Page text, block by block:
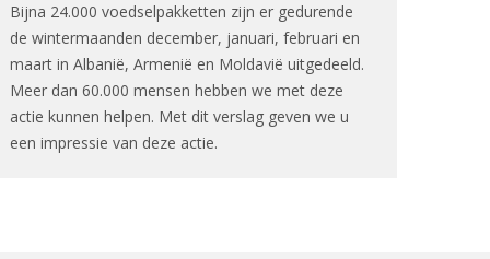
Bijna 24.000 voedselpakketten zijn er gedurende
de wintermaanden december, januari, februari en
maart in Albanië, Armenië en Moldavië uitgedeeld.
Meer dan 60.000 mensen hebben we met deze
actie kunnen helpen. Met dit verslag geven we u
een impressie van deze actie.